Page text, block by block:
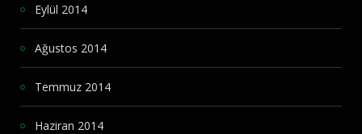
Eylül 2014
Ağustos 2014
Temmuz 2014
Haziran 2014